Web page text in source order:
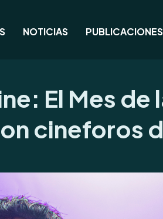
NOTICIAS PUBLICACIONES
El Mes de
cineforos